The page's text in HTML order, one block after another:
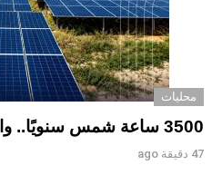
محليات
3500 ساعة شمس سنويًا.. والطاقة المتجددة شبه غائبة
47 دقيقة ago